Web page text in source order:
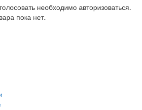
необходимо авторизоваться.
пока нет.